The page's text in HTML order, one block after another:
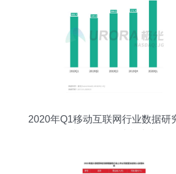
2020年Q1移动互联网行业数据研